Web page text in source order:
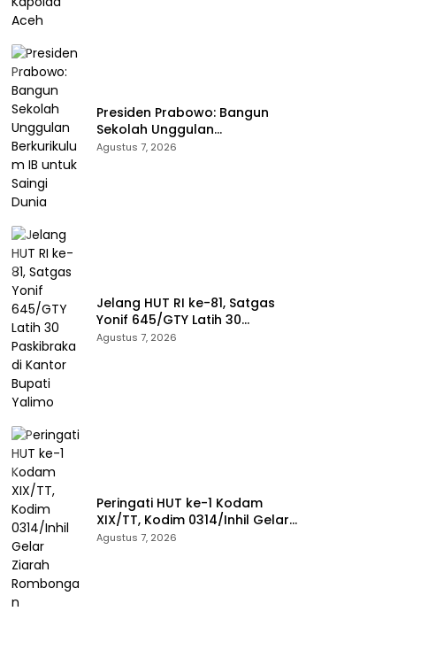
Presiden Prabowo: Bangun
Sekolah Unggulan
Berkurikulum IB untuk Saingi
Agustus 7, 2026
Jelang HUT RI ke-81, Satgas
Yonif 645/GTY Latih 30
Paskibraka di Kantor Bupati
Agustus 7, 2026
Peringati HUT ke-1 Kodam
XIX/TT, Kodim 0314/Inhil Gelar
Ziarah Rombongan
Agustus 7, 2026